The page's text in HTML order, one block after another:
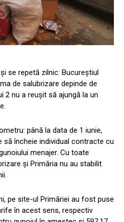
se repetă zilnic: Bucureștiul
de salubrizare depinde de
2 nu a reușit să ajungă la un
până la data de 1 iunie,
încheie individual contracte cu
menajer. Cu toate
și Primăria nu au stabilit
pe site-ul Primăriei au fost puse
în acest sens, respectiv